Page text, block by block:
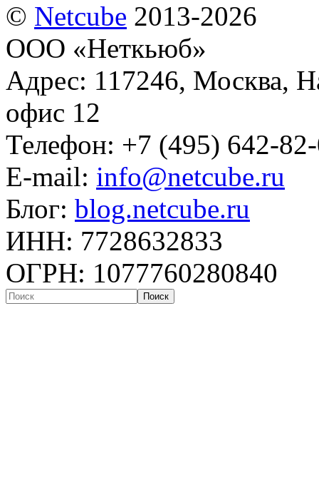
© Netсube 2013-2026
ООО «Неткьюб»
Адрес: 117246, Москва,
офис 12
Телефон: +7 (495) 642-
E-mail: info@netcube.ru
Блог: blog.netcube.ru
ИНН: 7728632833
ОГРН: 1077760280840